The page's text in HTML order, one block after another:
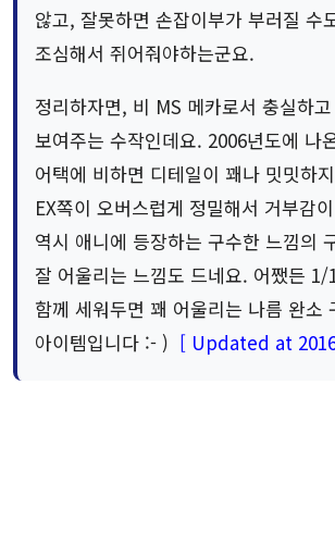
않고, 잘못하면 손잡이부가 부러질 수
조심해서 쥐어줘야하는군요.
정리하자면, 비 MS 메카로서 충실하
보여주는 수작인데요. 2006년도에 나
어택에 비하면 디테일이 꽤나 밋밋하
EX쪽이 오버스럽게 정밀해서 거부감
역시 애니에 등장하는 구수한 느낌의
잘 어울리는 느낌도 드네요. 어쨌든
함께 세워두면 꽤 어울리는 나름 완소
아이템입니다 :- ) [ Updated at